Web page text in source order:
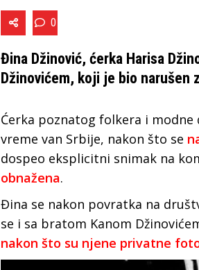
0
Đina Džinović, ćerka Harisa
Džinovićem, koji je bio narušen
Ćerka poznatog folkera i modne
vreme van Srbije, nakon što se
dospeo eksplicitni snimak na
obnažena.
Đina se nakon povratka na
se i sa bratom Kanom
nakon što su njene privatne